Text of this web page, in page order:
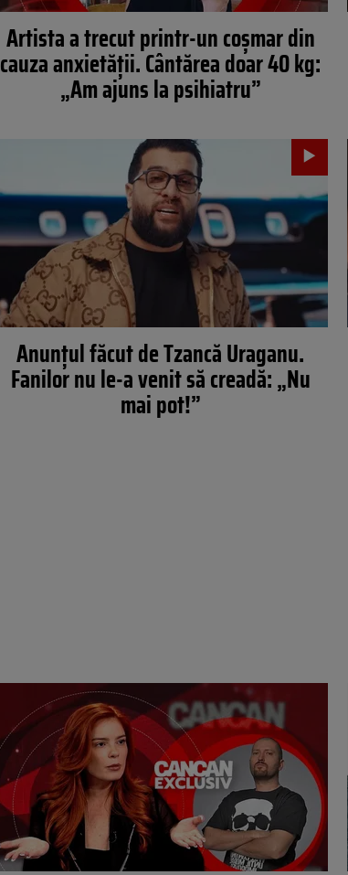
Artista a trecut printr-un coșmar din
cauza anxietății. Cântărea doar 40 kg:
„Am ajuns la psihiatru”
Anunțul făcut de Tzancă Uraganu.
Fanilor nu le-a venit să creadă: „Nu
mai pot!”